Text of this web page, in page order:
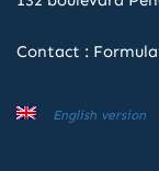
Contact :
English version